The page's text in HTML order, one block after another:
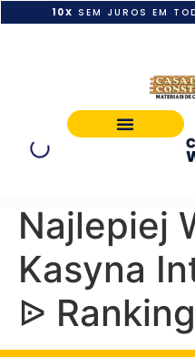
10X SEM JUROS EM
Najlepiej
Kasyna
ᐉ